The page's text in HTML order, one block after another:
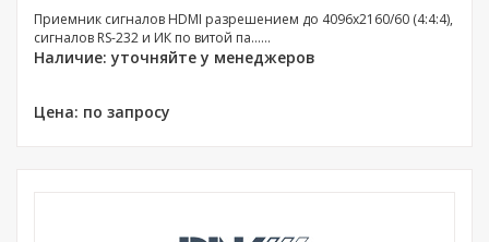
Приемник сигналов HDMI разрешением до 4096x2160/60 (4:4:4),
сигналов RS-232 и ИК по витой па......
Наличие: уточняйте у менеджеров
Цена: по запросу